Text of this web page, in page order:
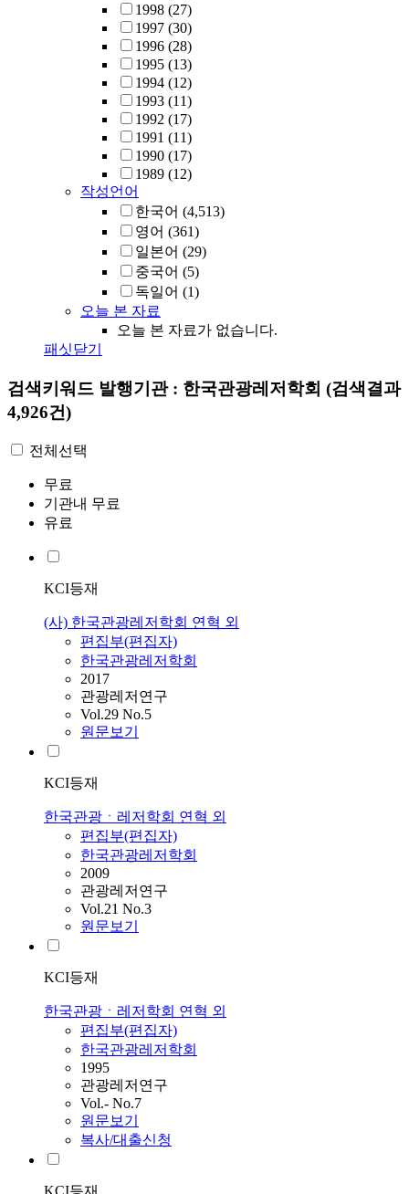
1998 (27)
1997 (30)
1996 (28)
1995 (13)
1994 (12)
1993 (11)
1992 (17)
1991 (11)
1990 (17)
1989 (12)
작성언어
한국어 (4,513)
영어 (361)
일본어 (29)
중국어 (5)
독일어 (1)
오늘 본 자료
오늘 본 자료가 없습니다.
패싯닫기
검색키워드 발행기관 : 한국관광레저학회 (검색결과
4,926건)
전체선택
무료
기관내 무료
유료
KCI등재
(사) 한국관광레저학회 연혁 외
편집부(편집자)
한국관광레저학회
2017
관광레저연구
Vol.29 No.5
원문보기
KCI등재
한국관광ㆍ레저학회 연혁 외
편집부(편집자)
한국관광레저학회
2009
관광레저연구
Vol.21 No.3
원문보기
KCI등재
한국관광ㆍ레저학회 연혁 외
편집부(편집자)
한국관광레저학회
1995
관광레저연구
Vol.- No.7
원문보기
복사/대출신청